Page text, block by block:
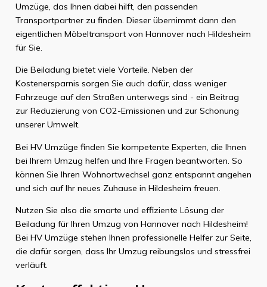
Umzüge, das Ihnen dabei hilft, den passenden
Transportpartner zu finden. Dieser übernimmt dann den
eigentlichen Möbeltransport von Hannover nach Hildesheim
für Sie.
Die Beiladung bietet viele Vorteile. Neben der
Kostenersparnis sorgen Sie auch dafür, dass weniger
Fahrzeuge auf den Straßen unterwegs sind - ein Beitrag
zur Reduzierung von CO2-Emissionen und zur Schonung
unserer Umwelt.
Bei HV Umzüge finden Sie kompetente Experten, die Ihnen
bei Ihrem Umzug helfen und Ihre Fragen beantworten. So
können Sie Ihren Wohnortwechsel ganz entspannt angehen
und sich auf Ihr neues Zuhause in Hildesheim freuen.
Nutzen Sie also die smarte und effiziente Lösung der
Beiladung für Ihren Umzug von Hannover nach Hildesheim!
Bei HV Umzüge stehen Ihnen professionelle Helfer zur Seite,
die dafür sorgen, dass Ihr Umzug reibungslos und stressfrei
verläuft.